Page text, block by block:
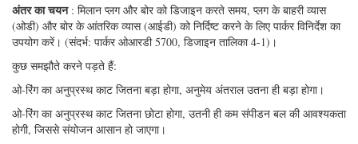
अंतर का चयन: मिलान प्लग और बोर को डिजाइन करते समय, प्लग के बाहरी व्यास
(ओडी) और बोर के आंतरिक व्यास (आईडी) को निर्दिष्ट करने के लिए पार्कर विनिर्देश का
उपयोग करें। (संदर्भ: पार्कर ओआरडी 5700, डिजाइन तालिका 4-1)।
कुछ समझौते करने पड़ते हैं:
ओ-रिंग का अनुप्रस्थ काट जितना बड़ा होगा, अनुमेय अंतराल उतना ही बड़ा होगा।
ओ-रिंग का अनुप्रस्थ काट जितना छोटा होगा, उतनी ही कम संपीडन बल की आवश्यकता
होगी, जिससे संयोजन आसान हो जाएगा।